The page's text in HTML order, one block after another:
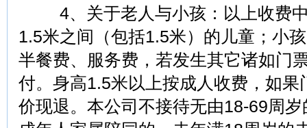
4、关于老人与小孩：以上收费中
1.5米之间（包括1.5米）的儿童；小
半餐费、服务费，若发生其它诸如门
付。身高1.5米以上按成人收费，如
价现退。本公司不接待无由18-69周